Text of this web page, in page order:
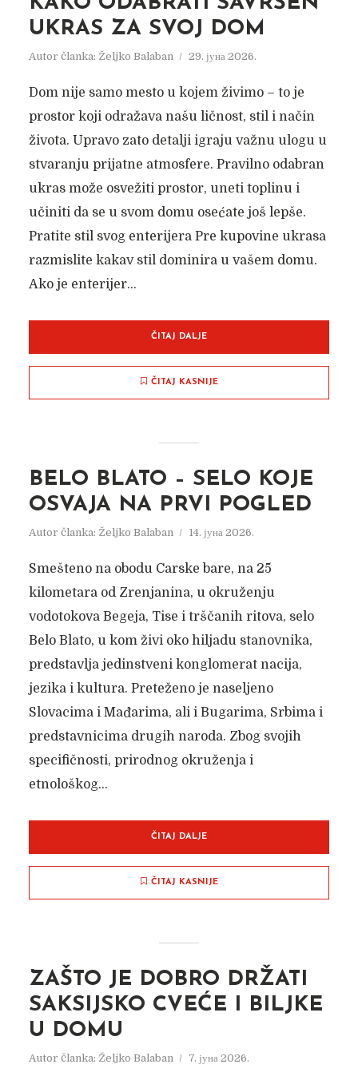
UKRAS ZA SVOJ DOM
Autor članka: Željko Balaban 29. јуна 2026.
Dom nije samo mesto u kojem živimo – to je
prostor koji odražava našu ličnost, stil i način
života. Upravo zato detalji igraju važnu ulogu u
stvaranju prijatne atmosfere. Pravilno odabran
ukras može osvežiti prostor, uneti toplinu i
učiniti da se u svom domu osećate još lepše.
Pratite stil svog enterijera Pre kupovine ukrasa
razmislite kakav stil dominira u vašem domu.
Ako je enterijer...
ČITAJ DALJE
ČITAJ KASNIJE
BELO BLATO – SELO KOJE
OSVAJA NA PRVI POGLED
Autor članka: Željko Balaban 14. јуна 2026.
Smešteno na obodu Carske bare, na 25
kilometara od Zrenjanina, u okruženju
vodotokova Begeja, Tise i trščanih ritova, selo
Belo Blato, u kom živi oko hiljadu stanovnika,
predstavlja jedinstveni konglomerat nacija,
jezika i kultura. Preteženo je naseljeno
Slovacima i Mađarima, ali i Bugarima, Srbima i
predstavnicima drugih naroda. Zbog svojih
specifičnosti, prirodnog okruženja i
etnološkog...
ČITAJ DALJE
ČITAJ KASNIJE
ZAŠTO JE DOBRO DRŽATI
SAKSIJSKO CVEĆE I BILJKE
U DOMU
Autor članka: Željko Balaban 7. јуна 2026.